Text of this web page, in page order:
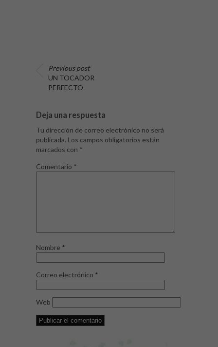
Previous post
UN TOCADOR
PERFECTO
Deja una respuesta
Tu dirección de correo electrónico no será
publicada. Los campos obligatorios están
marcados con *
Comentario *
Nombre *
Correo electrónico *
Web